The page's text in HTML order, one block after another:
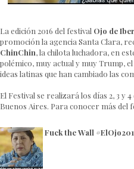
La edición 2016 del festival Ojo de
promoción la agencia Santa Clara,
ChinChin, la chilota luchadora, en
polémico, muy actual y muy Trump,
ideas latinas que han cambiado las
El Festival se realizará los días 2, 3 y
Buenos Aires. Para conocer más del
Fuck the Wall